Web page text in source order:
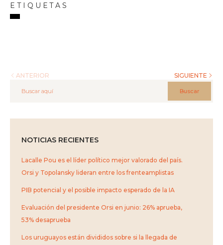
ETIQUETAS
ANTERIOR SIGUIENTE
Buscar
NOTICIAS RECIENTES
Lacalle Pou es el líder político mejor valorado del país.
Orsi y Topolansky lideran entre los frenteamplistas
PIB potencial y el posible impacto esperado de la IA
Evaluación del presidente Orsi en junio: 26% aprueba,
53% desaprueba
Los uruguayos están divididos sobre si la llegada de